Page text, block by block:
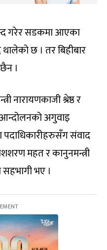
गरेर सडकमा आएका
छ । तर बिहीबार
।
नारायणकाजी श्रेष्ठ र
आन्दोलनको अगुवाइ
संवाद
महत र कानुनमन्त्री
भए ।